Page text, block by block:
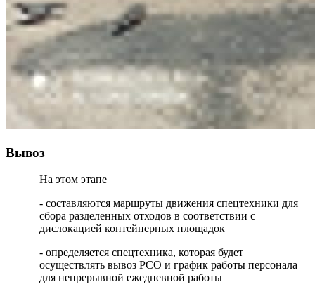
Вывоз
На этом этапе
- составляются маршруты движения спецтехники для
сбора разделенных отходов в соответствии с
дислокацией контейнерных площадок
- определяется спецтехника, которая будет
осуществлять вывоз РСО и график работы персонала
для непрерывной ежедневной работы